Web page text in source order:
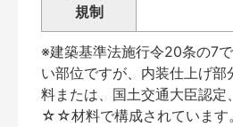
規制
※建築基準法施行令20条の7
い部位ですが、内装仕上げ部
料または、国土交通大臣認
☆☆材料で構成されています。